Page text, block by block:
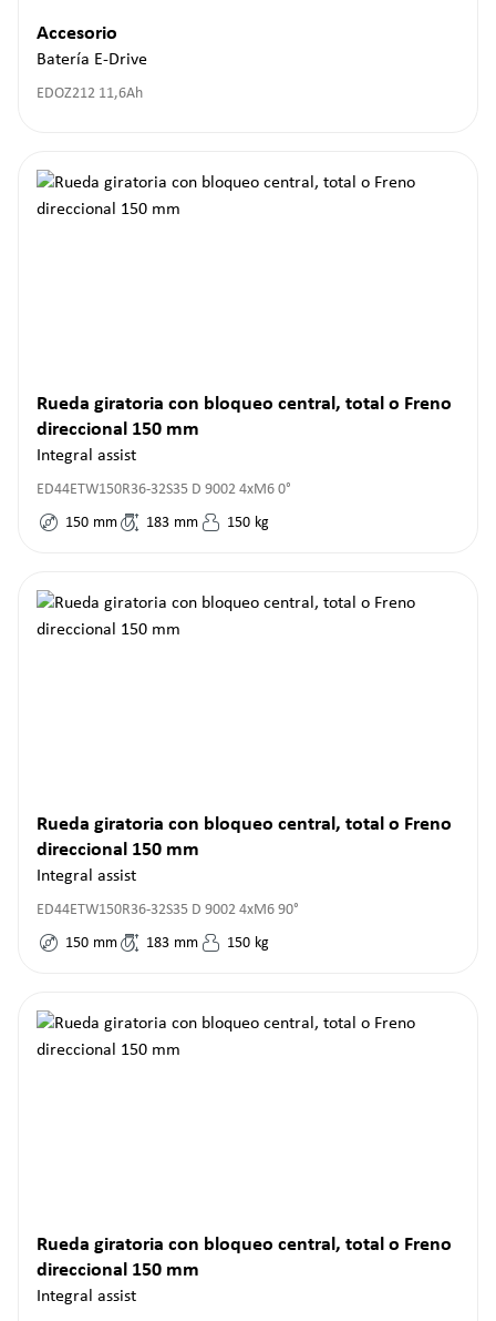
Accesorio
Batería E-Drive
EDOZ212 11,6Ah
Rueda giratoria con bloqueo central, total o Freno
direccional 150 mm
Integral assist
ED44ETW150R36-32S35 D 9002 4xM6 0°
150 mm 183 mm 150 kg
Rueda giratoria con bloqueo central, total o Freno
direccional 150 mm
Integral assist
ED44ETW150R36-32S35 D 9002 4xM6 90°
150 mm 183 mm 150 kg
Rueda giratoria con bloqueo central, total o Freno
direccional 150 mm
Integral assist